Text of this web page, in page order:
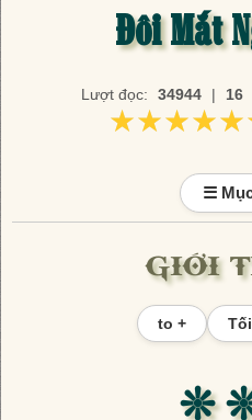
Đôi Mắt
Lượt đọc: 34944 | 16
☰
GIỚI
to + Tối
❊